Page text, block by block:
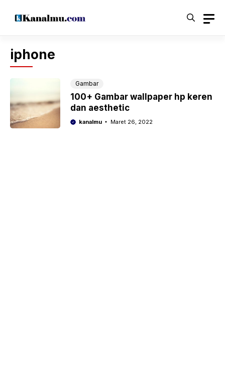
iphone
Gambar
100+ Gambar wallpaper hp keren
dan aesthetic
kanalmu Maret 26, 2022